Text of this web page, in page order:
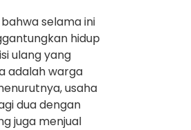
selama ini
hidup
ulang yang
adalah warga
usaha
dua dengan
juga menjual